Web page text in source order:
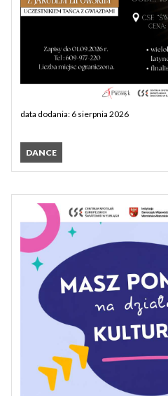
data dodania: 6 sierpnia 2026
DANCE